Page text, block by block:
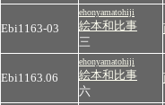
Ebi1163-03
ehonyamatohiji
絵本和比事
三
Ebi1163.06
ehonyamatohiji
絵本和比事
六